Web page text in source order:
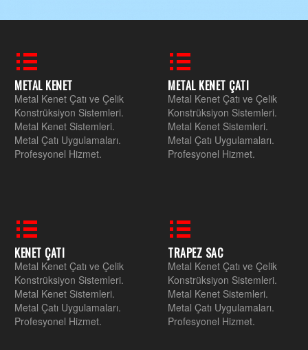
METAL KENET
Metal Kenet Çatı ve Çelik
Konstrüksiyon Sistemleri.
Metal Kenet Sistemleri.
Metal Çatı Uygulamaları.
Profesyonel Hizmet.
METAL KENET ÇATI
Metal Kenet Çatı ve Çelik
Konstrüksiyon Sistemleri.
Metal Kenet Sistemleri.
Metal Çatı Uygulamaları.
Profesyonel Hizmet.
KENET ÇATI
Metal Kenet Çatı ve Çelik
Konstrüksiyon Sistemleri.
Metal Kenet Sistemleri.
Metal Çatı Uygulamaları.
Profesyonel Hizmet.
TRAPEZ SAC
Metal Kenet Çatı ve Çelik
Konstrüksiyon Sistemleri.
Metal Kenet Sistemleri.
Metal Çatı Uygulamaları.
Profesyonel Hizmet.